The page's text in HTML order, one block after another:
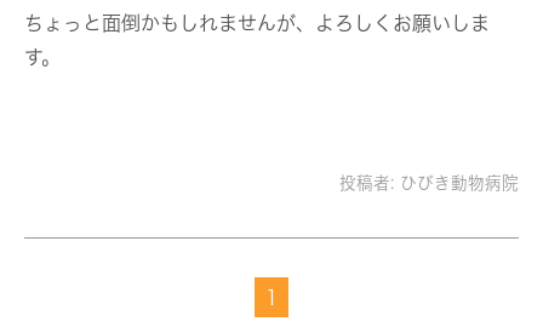
ちょっと面倒かもしれませんが、よろしくお願いしま
す。
投稿者: ひびき動物病院
1